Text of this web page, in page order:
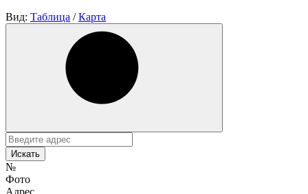
Вид: Таблица /Карта
Искать
№
Фото
Адрес